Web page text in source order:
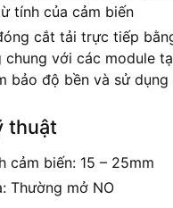
tính của cảm biến
cắt tải trực tiếp
chung với các module
bảo độ bền và sử dụng
thuật
cảm biến: 15 – 25mm
Thường mở NO